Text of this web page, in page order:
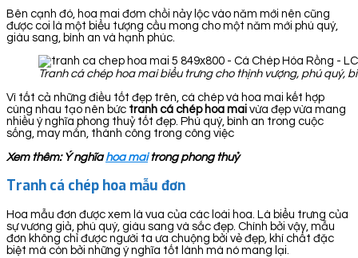
Bên cạnh đó, hoa mai đơm chồi nảy lộc vào năm mới nên cũng
được coi là một biểu tượng cầu mong cho một năm mới phú quý,
giàu sang, bình an và hạnh phúc.
Tranh cá chép hoa mai biểu trưng cho thịnh vượng, phú quý,
Vì tất cả những điều tốt đẹp trên, cá chép và hoa mai kết hợp
cùng nhau tạo nên bức tranh cá chép hoa mai vừa đẹp vừa mang
nhiều ý nghĩa phong thuỷ tốt đẹp. Phú quý, bình an trong cuộc
sống, may mắn, thành công trong công việc
Xem thêm: Ý nghĩahoa maitrong phong thuỷ
Tranh cá chép hoa mẫu đơn
Hoa mẫu đơn được xem là vua của các loài hoa. Là biểu trưng của
sự vương giả, phú quý, giàu sang và sắc đẹp. Chính bởi vậy, mẫu
đơn không chỉ được người ta ưa chuộng bởi vẻ đẹp, khí chất đặc
biệt mà còn bởi những ý nghĩa tốt lành mà nó mang lại.